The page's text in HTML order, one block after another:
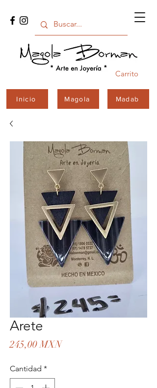
Carrito
Inicio Magola Madab
Arete
245,00 MXNPrecio
Cantidad *